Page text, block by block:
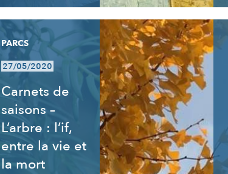
PARCS
27/05/2020
Carnets de
saisons –
L’arbre : l’if,
entre la vie et
la mort